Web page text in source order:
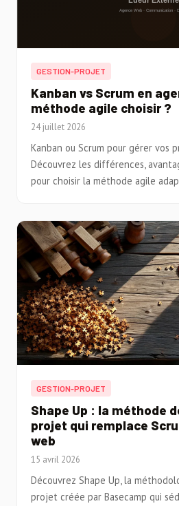
GESTION-PROJET
Kanban vs Scrum en
méthode agile choisir ?
24 juillet 2026
Kanban ou Scrum pour gérer vos
Découvrez les différences,
pour choisir la méthode agile
GESTION-PROJET
Shape Up : la méthode
projet qui remplace
web
15 avril 2026
Découvrez Shape Up, la
projet créée par Basecamp qui